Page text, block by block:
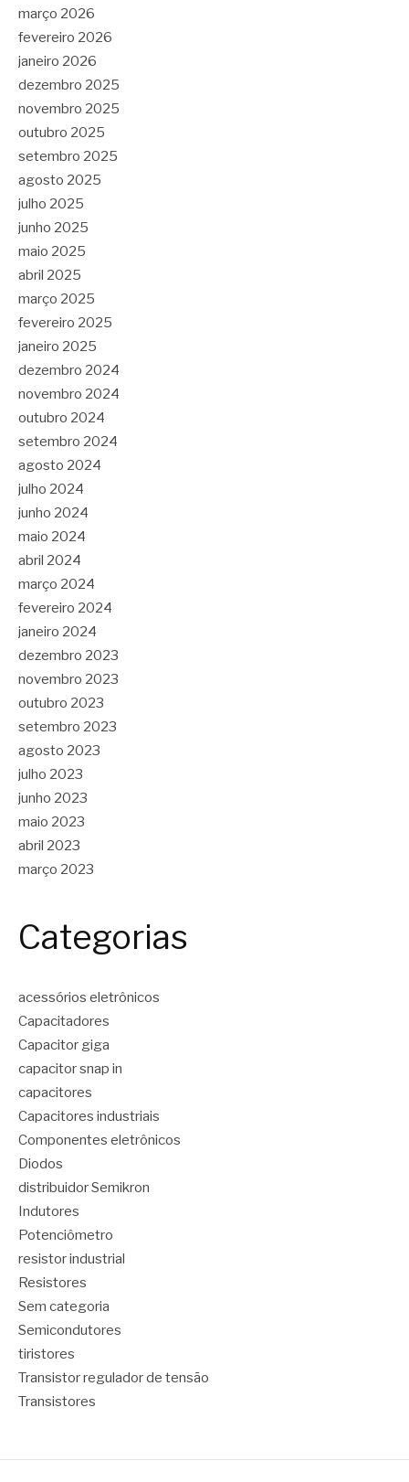
março 2026
fevereiro 2026
janeiro 2026
dezembro 2025
novembro 2025
outubro 2025
setembro 2025
agosto 2025
julho 2025
junho 2025
maio 2025
abril 2025
março 2025
fevereiro 2025
janeiro 2025
dezembro 2024
novembro 2024
outubro 2024
setembro 2024
agosto 2024
julho 2024
junho 2024
maio 2024
abril 2024
março 2024
fevereiro 2024
janeiro 2024
dezembro 2023
novembro 2023
outubro 2023
setembro 2023
agosto 2023
julho 2023
junho 2023
maio 2023
abril 2023
março 2023
Categorias
acessórios eletrônicos
Capacitadores
Capacitor giga
capacitor snap in
capacitores
Capacitores industriais
Componentes eletrônicos
Diodos
distribuidor Semikron
Indutores
Potenciômetro
resistor industrial
Resistores
Sem categoria
Semicondutores
tiristores
Transistor regulador de tensão
Transistores